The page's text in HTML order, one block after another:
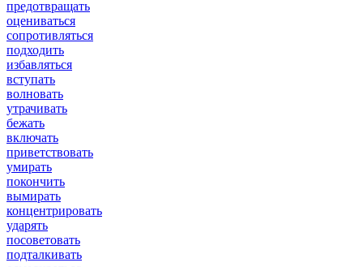
предотвращать
оцениваться
сопротивляться
подходить
избавляться
вступать
волновать
утрачивать
бежать
включать
приветствовать
умирать
покончить
вымирать
концентрировать
ударять
посоветовать
подталкивать